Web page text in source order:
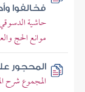
فخالفوا
حاشية
موانع الحج
المحجور
المجموع شرح